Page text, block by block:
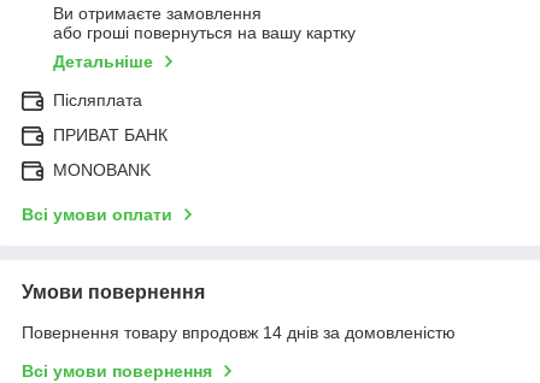
Ви отримаєте замовлення
або гроші повернуться на вашу картку
Детальніше
Післяплата
ПРИВАТ БАНК
MONOBANK
Всі умови оплати
Умови повернення
Повернення товару впродовж 14 днів за домовленістю
Всі умови повернення